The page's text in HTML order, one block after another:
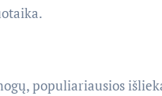
populiariausios